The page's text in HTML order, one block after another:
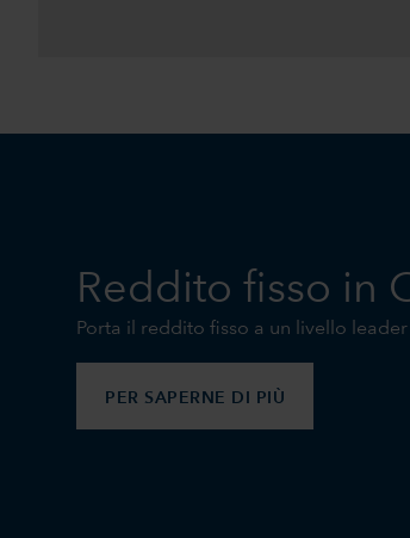
Reddito fisso in
Porta il reddito fisso a un livello leader
PER SAPERNE DI PIÙ